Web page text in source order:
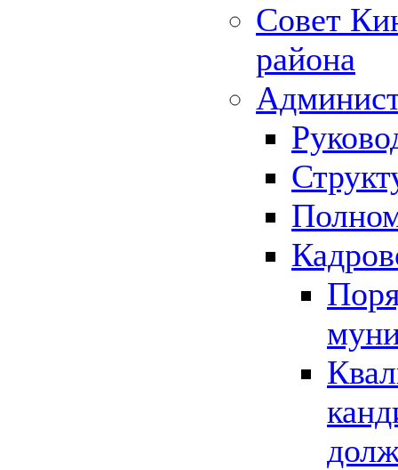
Совет
района